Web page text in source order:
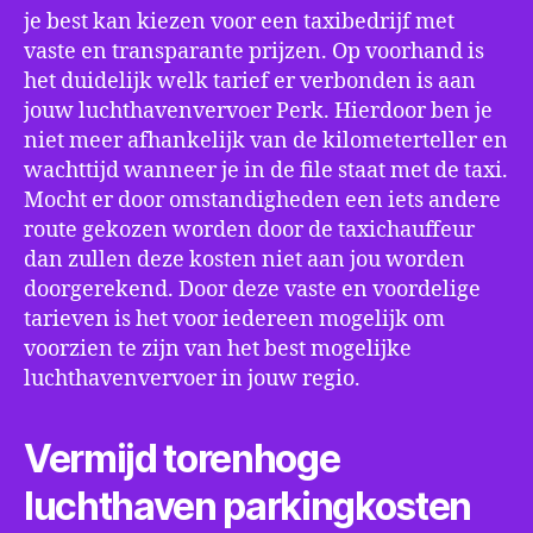
je best kan kiezen voor een taxibedrijf met
vaste en transparante prijzen. Op voorhand is
het duidelijk welk tarief er verbonden is aan
jouw luchthavenvervoer Perk. Hierdoor ben je
niet meer afhankelijk van de kilometerteller en
wachttijd wanneer je in de file staat met de taxi.
Mocht er door omstandigheden een iets andere
route gekozen worden door de taxichauffeur
dan zullen deze kosten niet aan jou worden
doorgerekend. Door deze vaste en voordelige
tarieven is het voor iedereen mogelijk om
voorzien te zijn van het best mogelijke
luchthavenvervoer in jouw regio.
Vermijd torenhoge
luchthaven parkingkosten